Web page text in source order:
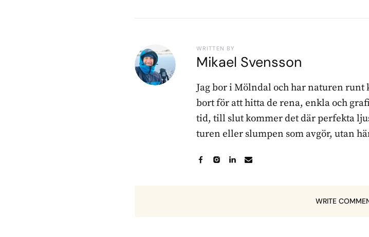
WRITTEN BY
Mikael Svensson
Jag bor i Mölndal och har naturen
bort för att hitta de rena, enkla och
tid, till slut kommer det där perfekta
turen eller slumpen som avgör, utan
WRITE